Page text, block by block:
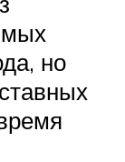
но